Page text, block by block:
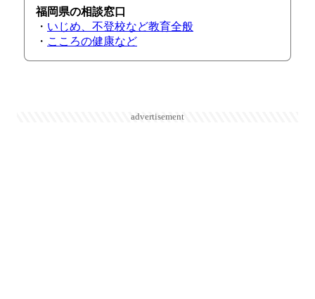
福岡県の相談窓口
・ いじめ、不登校など教育全般
・ こころの健康など
advertisement